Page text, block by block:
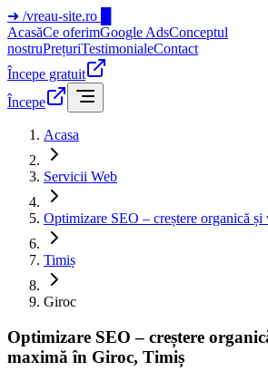
➜ /vreau-site.ro
AcasăCe oferimGoogle AdsConceptul
nostruPrețuriTestimonialeContact
Începe gratuit
Începe
Acasa
Servicii Web
Optimizare SEO – creștere organică
Timiș
Giroc
Optimizare SEO – creștere
maximă în Giroc, Timiș